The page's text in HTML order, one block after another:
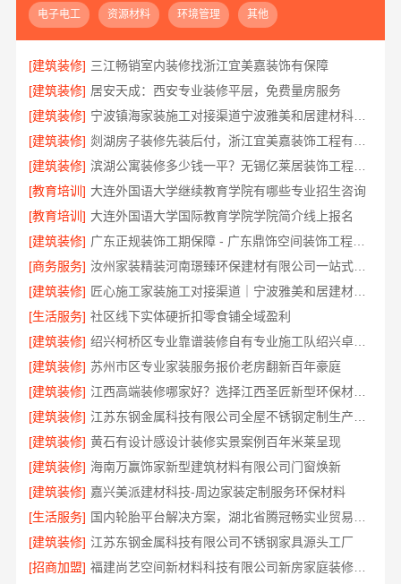
电子电工 资源材料 环境管理 其他
[建筑装修] 三江畅销室内装修找浙江宜美嘉装饰有保障
[建筑装修] 居安天成：西安专业装修平层，免费量房服务
[建筑装修]
宁波镇海家装施工对接渠道宁波雅美和居建材科技有限公司
[建筑装修]
[建筑装修]
滨湖公寓装修多少钱一平？无锡亿莱居装饰工程材料有限公司透明报价
[教育培训] 大连外国语大学继续教育学院有哪些专业招生咨询
[教育培训] 大连外国语大学国际教育学院学院简介线上报名
[建筑装修]
广东正规装饰工期保障 - 广东鼎饰空间装饰工程有限公司
[商务服务]
汝州家装精装河南璟臻环保建材有限公司一站式服务
[建筑装修]
匠心施工家装施工对接渠道｜宁波雅美和居建材科技
[生活服务] 社区线下实体硬折扣零食铺全域盈利
[建筑装修]
绍兴柯桥区专业靠谱装修自有专业施工队绍兴卓鑫装饰材料有限公司
[建筑装修] 苏州市区专业家装服务报价老房翻新百年豪庭
[建筑装修]
江西高端装修哪家好？选择江西圣匠新型环保材料有限公司
[建筑装修]
[建筑装修] 黄石有设计感设计装修实景案例百年米莱呈现
[建筑装修] 海南万赢饰家新型建筑材料有限公司门窗焕新
[建筑装修] 嘉兴美派建材科技-周边家装定制服务环保材料
[生活服务]
[建筑装修] 江苏东钢金属科技有限公司不锈钢家具源头工厂
[招商加盟]
福建尚艺空间新材料科技有限公司新房家庭装修硬装施工